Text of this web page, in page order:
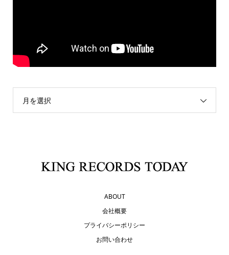
月を選択
ABOUT
会社概要
プライバシーポリシー
お問い合わせ